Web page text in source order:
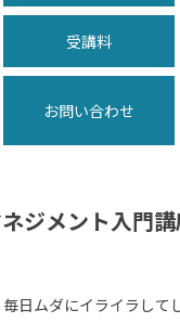
受講料
お問い合わせ
ジメント入門
毎日ムダにイライラして